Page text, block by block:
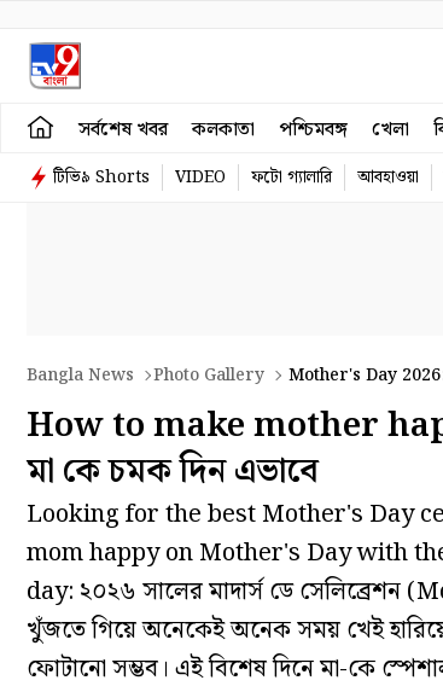
সর্বশেষ খবর কলকাতা পশ্চিমবঙ্গ খেলা
টিভি৯ Shorts VIDEO ফটো গ্যালারি আবহাওয়া
Bangla News Photo Gallery Mother's Day
How to make mother
মা কে চমক দিন এভাবে
Looking for the best Mother's Day
mom happy on Mother's Day with
day: ২০২৬ সালের মাদার্স ডে
খুঁজতে গিয়ে অনেকেই অনেক সময় খেই
ফোটানো সম্ভব। এই বিশেষ দিনে মা-কে